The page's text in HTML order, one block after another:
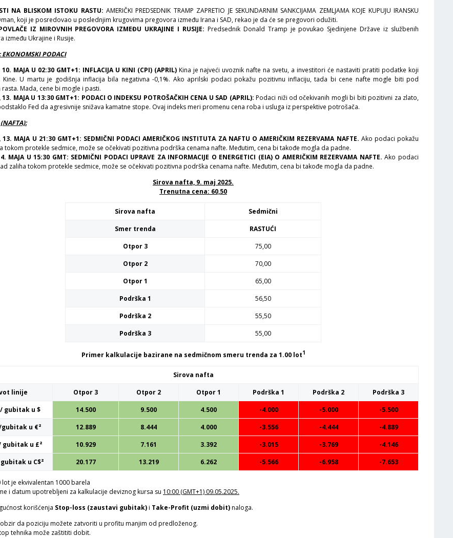
NA BLISKOM ISTOKU RASTU: AMERIČKI PREDSEDNIK TRAMP ZAPRETIO JE SEKUNDARNIM SANKCIJAMA ZEMLJAMA KOJE KUPUJU IRANSKU
koji je posredovao u poslednjim krugovima pregovora između Irana i SAD, rekao je da će se pregovori odužiti.
IZ MIROVNIH PREGOVORA IZMEĐU UKRAJINE I RUSIJE: Predsednik Donald Tramp je povukao Sjedinjene Države iz službenih
između Ukrajine i Rusije.
EKONOMSKI PODACI
10. MAJA U 02:30 GMT+1: INFLACIJA U KINI (CPI) (APRIL) Kina je najveći uvoznik nafte na svetu, a investitori će nastaviti pratiti podatke koji
Kine. U martu je godišnja inflacija bila negativna -0,1%. Ako aprilski podaci pokažu pozitivnu inflaciju, tada bi cene nafte mogle biti pod
Mada, cene bi mogle i pasti.
13. MAJA U 13:30 GMT+1: PODACI O INDEKSU POTROŠAČKIH CENA U SAD (APRIL): Podaci niži od očekivanih mogli bi biti pozitivni za zlato,
Fed da agresivnije snižava kamatne stope. Ovaj indeks meri promenu cena roba i usluga iz perspektive potrošača.
13. MAJA U 21:30 GMT+1: SEDMIČNI PODACI AMERIČKOG INSTITUTA ZA NAFTU O AMERIČKIM REZERVAMA NAFTE. Ako podaci pokažu
tokom protekle sedmice, može se očekivati pozitivna podrška cenama nafte. Međutim, cena bi takođe mogla da padne.
MAJA U 15:30 GMT: SEDMIČNI PODACI UPRAVE ZA INFORMACIJE O ENERGETICI (EIA) O AMERIČKIM REZERVAMA NAFTE. Ako podaci
zaliha tokom protekle sedmice, može se očekivati pozitivna podrška cenama nafte. Međutim, cena bi takođe mogla da padne.
Sirova nafta, 9. maj 2025.
Trenutna cena: 60,50
Sirova nafta
Sedmični
Smer trenda
RASTUĆI
Otpor 3
75,00
Otpor 2
70,00
Otpor 1
65,00
Podrška 1
56,50
Podrška 2
55,50
Podrška 3
55,00
Primer kalkulacije bazirane na sedmičnom smeru trenda za 1.00 lot1
Sirova nafta
linije
Otpor 3 Otpor 2 Otpor 1 Podrška 1 Podrška 2
Podrška 3
gubitak u $
14.500 9.500 4.500 -4.000 -5.000
-5.500
u €²
12.889 8.444 4.000 -3.556 -4.444
-4.889
gubitak u £²
10.929 7.161 3.392 -3.015 -3.769
-4.146
u C$²
20.177 13.219 6.262 -5.566 -6.958 -7.653
lot je ekvivalentan 1000 barela
i datum upotrebljeni za kalkulacije deviznog kursa su 10:00 (GMT+1) 09.05.2025.
korišćenja Stop-loss (zaustavi gubitak)i Take-Profit (uzmi dobit)naloga.
da poziciju možete zatvoriti u profitu manjim od predloženog.
tehnika može zaštititi dobit.